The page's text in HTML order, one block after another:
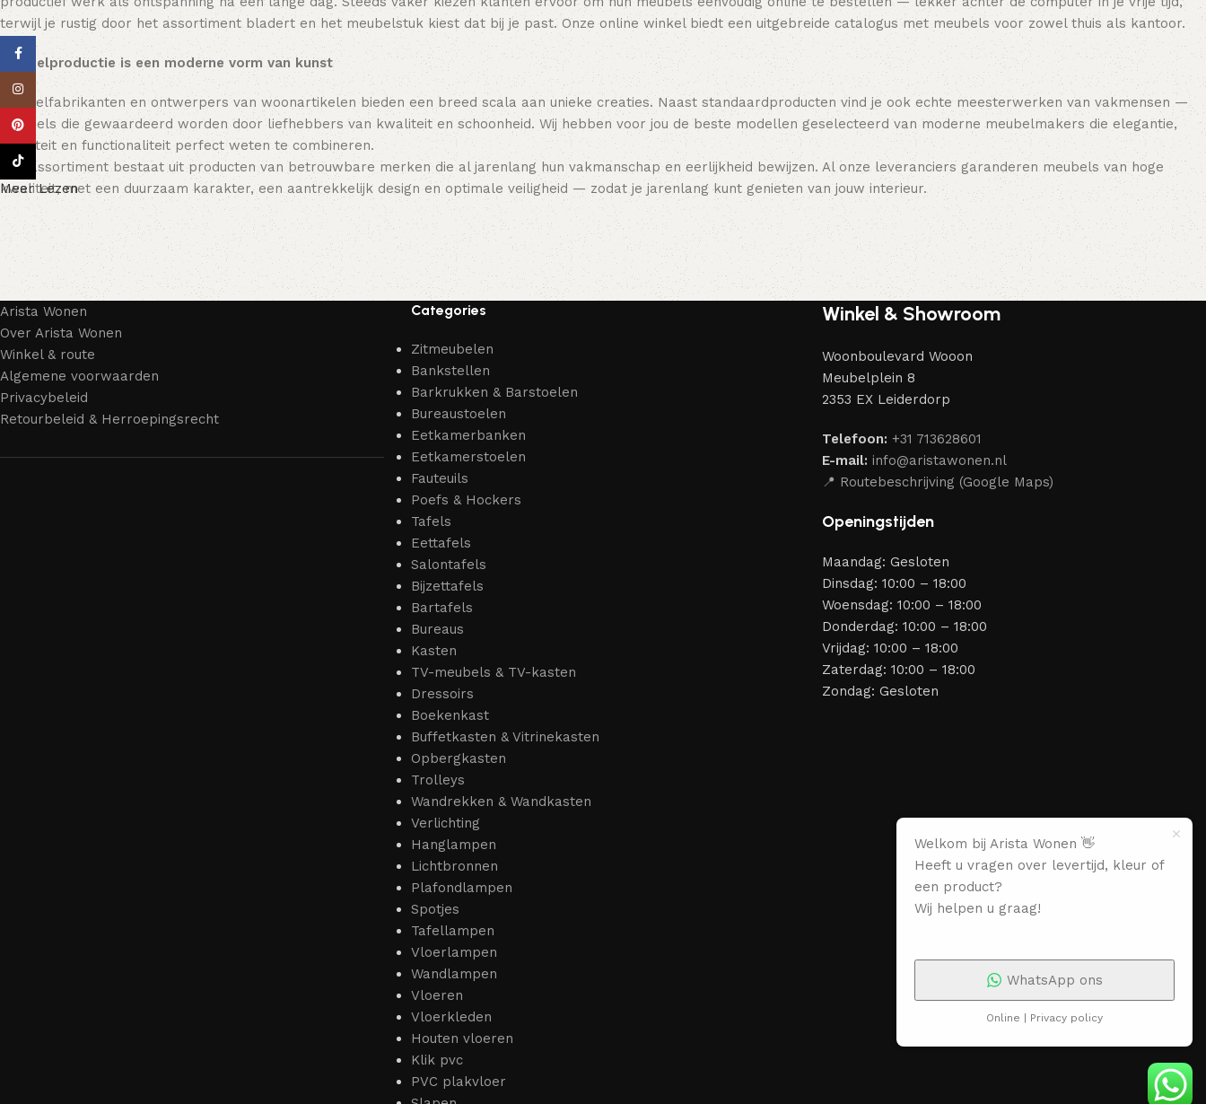
terwijl je rustig door het assortiment bladert en het meubelstuk kiest dat bij je past. Onze online winkel biedt een uitgebreide catalogus met meubels voor zowel thuis als kantoor.
Meubelproductie is een moderne vorm van kunst
Meubelfabrikanten en ontwerpers van woonartikelen bieden een breed scala aan unieke creaties. Naast standaardproducten vind je ook echte meesterwerken van vakmensen —
meubels die gewaardeerd worden door liefhebbers van kwaliteit en schoonheid. Wij hebben voor jou de beste modellen geselecteerd van moderne meubelmakers die elegantie,
kwaliteit en functionaliteit perfect weten te combineren.
Ons assortiment bestaat uit producten van betrouwbare merken die al jarenlang hun vakmanschap en eerlijkheid bewijzen. Al onze leveranciers garanderen meubels van hoge
kwaliteit, met een duurzaam karakter, een aantrekkelijk design en optimale veiligheid — zodat je jarenlang kunt genieten van jouw interieur.
Meer Lezen
Arista Wonen
Over Arista Wonen
Winkel & route
Algemene voorwaarden
Privacybeleid
Retourbeleid & Herroepingsrecht
Categories
Zitmeubelen
Bankstellen
Barkrukken & Barstoelen
Bureaustoelen
Eetkamerbanken
Eetkamerstoelen
Fauteuils
Poefs & Hockers
Tafels
Eettafels
Salontafels
Bijzettafels
Bartafels
Bureaus
Kasten
TV-meubels & TV-kasten
Dressoirs
Boekenkast
Buffetkasten & Vitrinekasten
Opbergkasten
Trolleys
Wandrekken & Wandkasten
Verlichting
Hanglampen
Lichtbronnen
Plafondlampen
Spotjes
Tafellampen
Vloerlampen
Wandlampen
Vloeren
Vloerkleden
Houten vloeren
Klik pvc
PVC plakvloer
Winkel & Showroom
Woonboulevard Wooon
Meubelplein 8
2353 EX Leiderdorp
Telefoon: +31 713628601
E-mail: info@aristawonen.nl
📍 Routebeschrijving (Google Maps)
Openingstijden
Maandag: Gesloten
Dinsdag: 10:00 – 18:00
Woensdag: 10:00 – 18:00
Donderdag: 10:00 – 18:00
Vrijdag: 10:00 – 18:00
Zaterdag: 10:00 – 18:00
Zondag: Gesloten
Facebook
Instagram
Pinterest
TikTok
Welkom bij Arista Wonen 👋
Heeft u vragen over levertijd, kleur of
een product?
Wij helpen u graag!
WhatsApp ons
Online | Privacy policy